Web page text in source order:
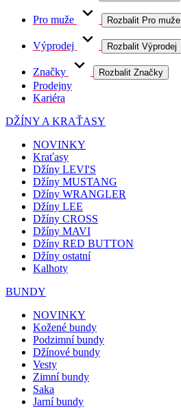
Pro muže Rozbalit Pro muže
Výprodej Rozbalit Výprodej
Značky Rozbalit Značky
Prodejny
Kariéra
DŽÍNY A KRAŤASY
NOVINKY
Kraťasy
Džíny LEVI'S
Džíny MUSTANG
Džíny WRANGLER
Džíny LEE
Džíny CROSS
Džíny MAVI
Džíny RED BUTTON
Džíny ostatní
Kalhoty
BUNDY
NOVINKY
Kožené bundy
Podzimní bundy
Džínové bundy
Vesty
Zimní bundy
Saka
Jarní bundy